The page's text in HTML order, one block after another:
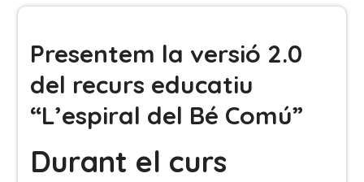
Presentem la versió 2.0
del recurs educatiu
“L’espiral del Bé Comú”
Durant el curs